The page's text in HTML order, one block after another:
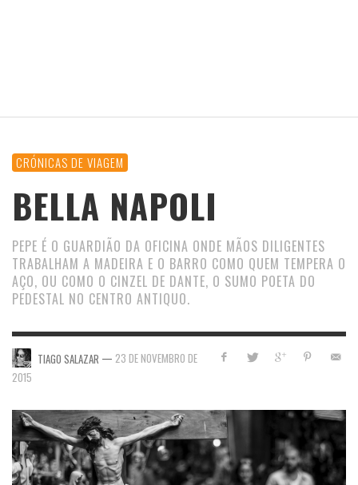
CRÓNICAS DE VIAGEM
BELLA NAPOLI
PEPE É O GUARDIÃO DA OFICINA ONDE MÃOS DILIGENTES
TRABALHAM A MADEIRA E O BARRO COMO QUEM TEMPERA O
AÇO, OU COMO O CINZEL DE DANTE, O SUMO POETA DO
PEDESTAL NO CENTRO ANTIQUO.
TIAGO SALAZAR — 23 DE NOVEMBRO DE
2015